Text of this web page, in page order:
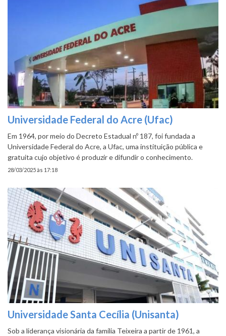
Universidade Federal do Acre (Ufac)
Em 1964, por meio do Decreto Estadual nº 187, foi fundada a
Universidade Federal do Acre, a Ufac, uma instituição pública e
gratuita cujo objetivo é produzir e difundir o conhecimento.
28/03/2025 às 17:18
Universidade Santa Cecília (Unisanta)
Sob a liderança visionária da família Teixeira a partir de 1961, a